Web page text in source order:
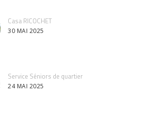
Casa RICOCHET
30 MAI 2025
Service Séniors de quartier
24 MAI 2025